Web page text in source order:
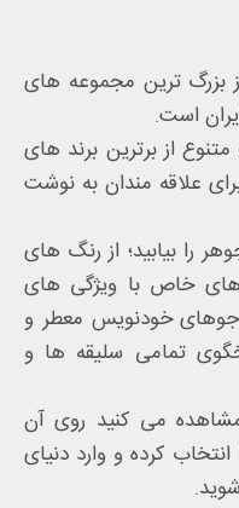
بزرگ‌ ترین مجموعه‌ های
است.
آوری نزدیک به ۵۰۰ رنگ متنوع از برترین برند های
علاقه‌ مندان به نوشت‌
را بیابید؛ از رنگ‌ های
خاص با ویژگی های
خودنویس معطر و
تمامی سلیقه‌ ها و
می کنید روی آن
کرده و وارد دنیای